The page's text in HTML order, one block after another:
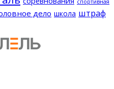
спортивная
дело школа штраф